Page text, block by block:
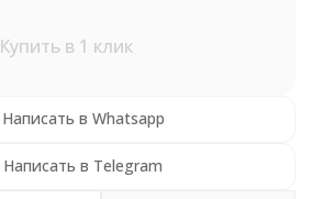
Купить в 1 клик
Написать в Whatsapp
Написать в Telegram